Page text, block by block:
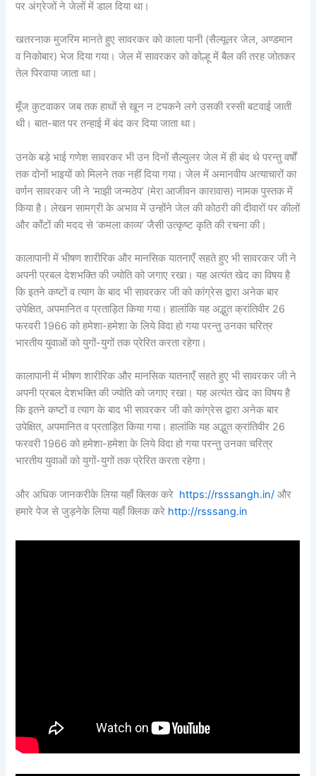
पर अंग्रेजों ने जेलों में डाल दिया था।
खतरनाक मुजरिम मानते हुए सावरकर को काला पानी (सैल्यूलर जेल, अण्डमान
व निकोबार) भेज दिया गया। जेल में सावरकर को कोल्हू में बैल की तरह जोतकर
तेल पिरवाया जाता था।
मूँज कुटवाकर जब तक हाथों से खून न टपकने लगे उसकी रस्सी बटवाई जाती
थी। बात-बात पर तन्हाई में बंद कर दिया जाता था।
उनके बड़े भाई गणेश सावरकर भी उन दिनों सैल्युलर जेल में ही बंद थे परन्तु वर्षों
तक दोनों भाइयों को मिलने तक नहीं दिया गया। जेल में अमानवीय अत्याचारों का
वर्णन सावरकर जी ने ‘माझी जन्मठेप’ (मेरा आजीवन कारावास) नामक पुस्तक में
किया है। लेखन सामग्री के अभाव में उन्होंने जेल की कोठरी की दीवारों पर कीलों
और काँटों की मदद से ‘कमला काव्य’ जैसी उत्कृष्ट कृति की रचना की।
कालापानी में भीषण शारीरिक और मानसिक यातनाएँ सहते हुए भी सावरकर जी ने
अपनी प्रबल देशभक्ति की ज्योति को जगाए रखा। यह अत्यंत खेद का विषय है
कि इतने कष्टों व त्याग के बाद भी सावरकर जी को कांग्रेस द्वारा अनेक बार
उपेक्षित, अपमानित व प्रताड़ित किया गया। हालांकि यह अद्भुत क्रांतिवीर 26
फरवरी 1966 को हमेशा-हमेशा के लिये विदा हो गया परन्तु उनका चरित्र
भारतीय युवाओं को युगों-युगों तक प्रेरित करता रहेगा।
कालापानी में भीषण शारीरिक और मानसिक यातनाएँ सहते हुए भी सावरकर जी ने
अपनी प्रबल देशभक्ति की ज्योति को जगाए रखा। यह अत्यंत खेद का विषय है
कि इतने कष्टों व त्याग के बाद भी सावरकर जी को कांग्रेस द्वारा अनेक बार
उपेक्षित, अपमानित व प्रताड़ित किया गया। हालांकि यह अद्भुत क्रांतिवीर 26
फरवरी 1966 को हमेशा-हमेशा के लिये विदा हो गया परन्तु उनका चरित्र
भारतीय युवाओं को युगों-युगों तक प्रेरित करता रहेगा।
और अधिक जानकरीके लिया यहाँ क्लिक करे https://rsssangh.in/ और
हमारे पेज से जुड़नेके लिया यहाँ क्लिक करे http://rsssang.in